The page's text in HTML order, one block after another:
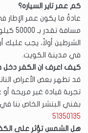
كم عمر تاير السياره؟
عادةً ما يكون عمر
الشرطين أولاً، يجب عليك
في مدينة الكويت.
كيف اعرف ان الكفر دخل
قد تظهر بعض الأعراض
تجربة قيادة غير مريحة
بفني البنشر الخاص بنا
51350135
هل الشمس تؤثر على